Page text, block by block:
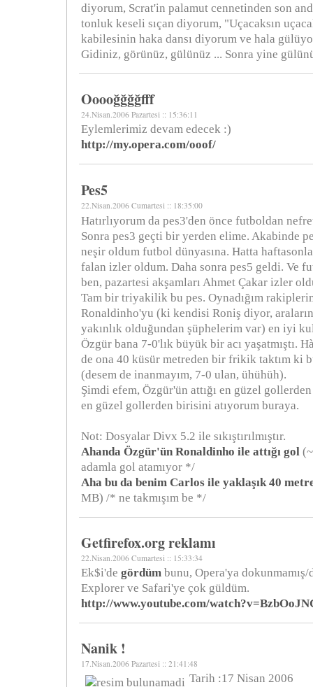
diyorum, Scrat'in palamut cennetinden son
tonluk keseli sıçan diyorum, "Uçacaksın
kabilesinin haka dansı diyorum ve hala
Gidiniz, görünüz, gülünüz ... Sonra yine
Ooooğğğğfff
24.Nisan.2006 Pazartesi :: 15:36:11
Eylemlerimiz devam edecek :)
http://my.opera.com/ooof/
Pes5
22.Nisan.2006 Cumartesi :: 18:35:00
Hatırlıyorum da pes3'den önce futboldan
Sonra pes3 geçti bir yerden elime. Akabinde
neşir oldum futbol dünyasına. Hatta
falan izler oldum. Daha sonra pes5 geldi. Ve
ben, pazartesi akşamları Ahmet Çakar izler
Tam bir triyakilik bu pes. Oynadığım
Ronaldinho'yu (ki kendisi Roniş diyor,
yakınlık olduğundan şüphelerim var) en iyi
Özgür bana 7-0'lık büyük bir acı yaşatmıştı.
de ona 40 küsür metreden bir frikik taktım ki
(desem de inanmayım, 7-0 ulan, ühühüh).
Şimdi efem, Özgür'ün attığı en güzel
en güzel gollerden birisini atıyorum buraya.
Not: Dosyalar Divx 5.2 ile sıkıştırılmıştır.
Ahanda Özgür'ün Ronaldinho ile attığı gol
adamla gol atamıyor */
Aha bu da benim Carlos ile yaklaşık 40
MB) /* ne takmışım be */
Getfirefox.org reklamı
22.Nisan.2006 Cumartesi :: 15:33:34
Ek$i'de gördüm bunu, Opera'ya
Explorer ve Safari'ye çok güldüm.
http://www.youtube.com/
Nanik !
17.Nisan.2006 Pazartesi :: 21:41:48
Tarih :17 Nisan 2006